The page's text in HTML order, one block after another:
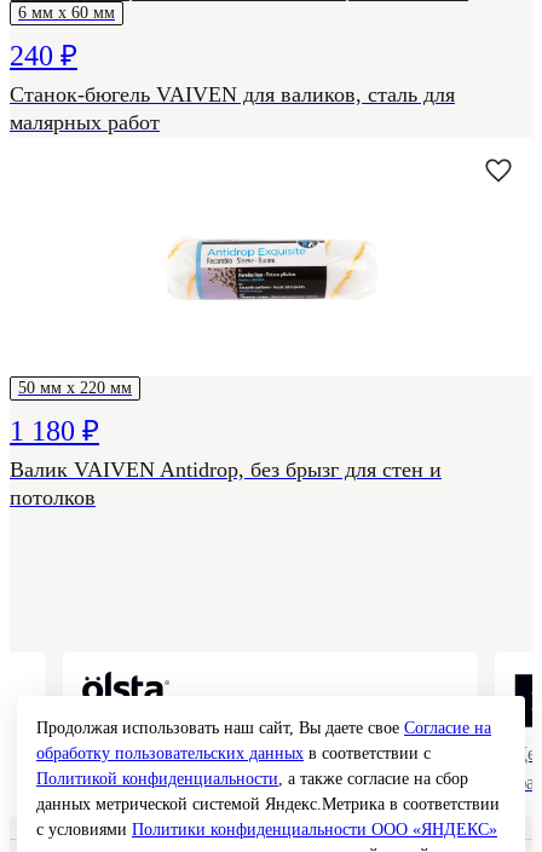
6 мм х 60 мм
240 ₽
Станок-бюгель VAIVEN для валиков, сталь для
малярных работ
50 мм х 220 мм
1 180 ₽
Валик VAIVEN Antidrop, без брызг для стен и
потолков
Коллекции гладких и структурных
покрытий
Продолжая использовать наш сайт, Вы даете свое Согласие на
обработку пользовательских данных в соответствии с
Политикой конфиденциальности, а также согласие на сбор
данных метрической системой Яндекс.Метрика в соответствии
с условиями Политики конфиденциальности ООО «ЯНДЕКС»